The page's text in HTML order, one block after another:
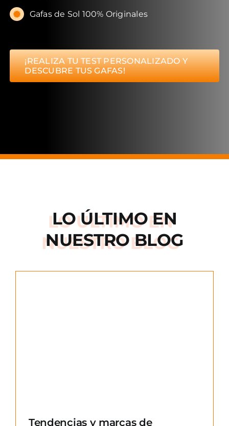
Gafas de Sol 100% Originales
¡REALIZA TU TEST PERSONALIZADO Y
DESCUBRE TUS GAFAS!
LO ÚLTIMO EN
NUESTRO BLOG
Tendencias y marcas de